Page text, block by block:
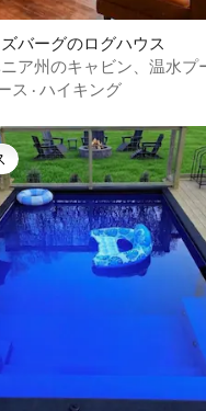
バーグのログハウス
ア州のキャビン、温水プ
ス · ハイキング
ョイスです。